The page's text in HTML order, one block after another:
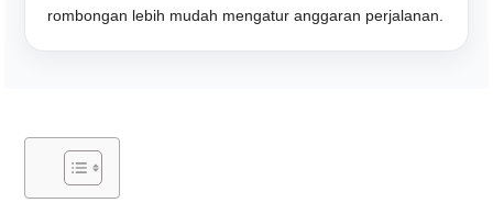
rombongan lebih mudah mengatur anggaran perjalanan.